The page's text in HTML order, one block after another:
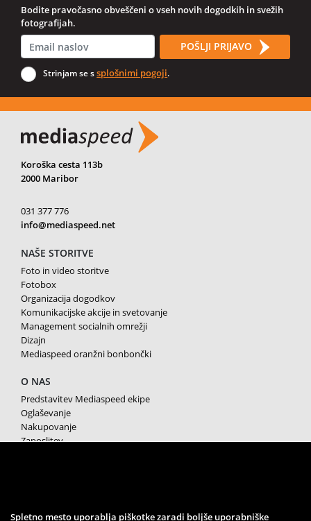
Bodite pravočasno obveščeni o vseh novih dogodkih in svežih
fotografijah.
POŠLJI PRIJAVO
Strinjam se ssplošnimi pogoji.
Koroška cesta 113b
2000 Maribor
031 377 776
info@mediaspeed.net
NAŠE STORITVE
Foto in video storitve
Fotobox
Organizacija dogodkov
Komunikacijske akcije in svetovanje
Management socialnih omrežji
Dizajn
Mediaspeed oranžni bonbončki
O NAS
Predstavitev Mediaspeed ekipe
Oglaševanje
Nakupovanje
Zaposlitev
SPREMLJAJTE NAS
Spletno mesto uporablja piškotke zaradi boljše uporabniške